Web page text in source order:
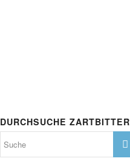
DURCHSUCHE ZARTBITTER